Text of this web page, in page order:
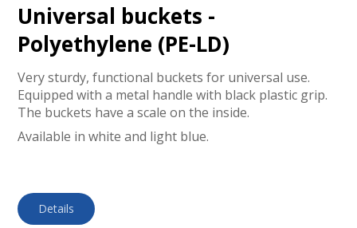
Universal buckets -
Polyethylene (PE-LD)
Very sturdy, functional buckets for universal use.
Equipped with a metal handle with black plastic grip.
The buckets have a scale on the inside.
Available in white and light blue.
Details